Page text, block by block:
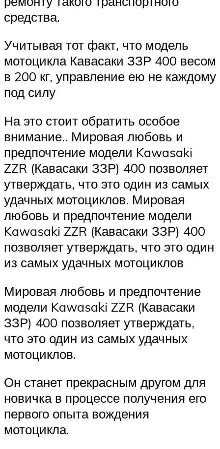
средства.
Учитывая тот факт, что модель
мотоцикла Кавасаки ЗЗР 400 весом
в 200 кг, управление ею не каждому
под силу
На это стоит обратить особое
внимание.. Мировая любовь и
предпочтение модели Kawasaki
ZZR (Кавасаки ЗЗР) 400 позволяет
утверждать, что это один из самых
удачных мотоциклов. Мировая
любовь и предпочтение модели
Kawasaki ZZR (Кавасаки ЗЗР) 400
позволяет утверждать, что это один
из самых удачных мотоциклов
Мировая любовь и предпочтение
модели Kawasaki ZZR (Кавасаки
ЗЗР) 400 позволяет утверждать,
что это один из самых удачных
мотоциклов.
Он станет прекрасным другом для
новичка в процессе получения его
первого опыта вождения
мотоцикла.